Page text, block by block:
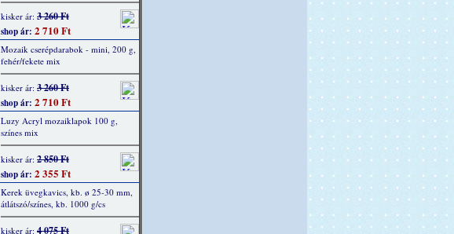
kisker ár: 3 260 Ft
shop ár: 2 710 Ft
Mozaik cserépdarabok - mini, 200 g,
fehér/fekete mix
kisker ár: 3 260 Ft
shop ár: 2 710 Ft
Luzy Acryl mozaiklapok 100 g,
színes mix
kisker ár: 2 850 Ft
shop ár: 2 355 Ft
Kerek üvegkavics, kb. ø 25-30 mm,
átlátszó/színes, kb. 1000 g/cs
kisker ár: 4 075 Ft